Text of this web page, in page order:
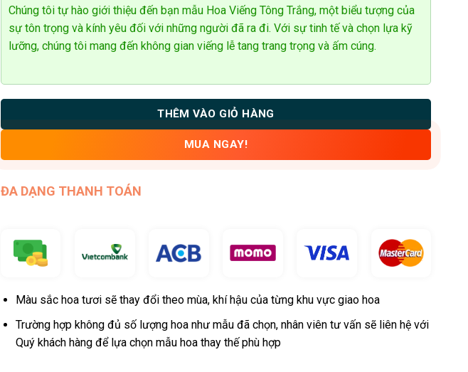
Chúng tôi tự hào giới thiệu đến bạn mẫu Hoa Viếng Tông Trắng, một biểu tượng của
sự tôn trọng và kính yêu đối với những người đã ra đi. Với sự tinh tế và chọn lựa kỹ
lưỡng, chúng tôi mang đến không gian viếng lễ tang trang trọng và ấm cúng.
THÊM VÀO GIỎ HÀNG
MUA NGAY!
ĐA DẠNG THANH TOÁN
Màu sắc hoa tươi sẽ thay đổi theo mùa, khí hậu của từng khu vực giao hoa
Trường hợp không đủ số lượng hoa như mẫu đã chọn, nhân viên tư vấn sẽ liên hệ với
Quý khách hàng để lựa chọn mẫu hoa thay thế phù hợp